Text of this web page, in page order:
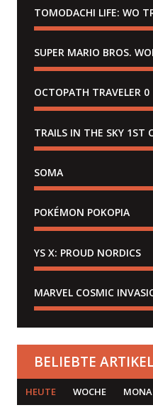
TOMODACHI LIFE: WO
OCTOPATH TRAVELER 0
TRAILS IN THE SKY 1ST
SOMA
POKÉMON POKOPIA
YS X: PROUD NORDICS
MARVEL COSMIC
BELIEBTE ARTIKEL
HEUTE WOCHE